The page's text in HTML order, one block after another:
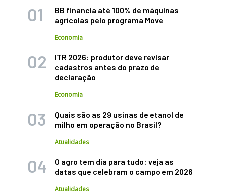
BB financia até 100% de máquinas
agrícolas pelo programa Move
Economia
ITR 2026: produtor deve revisar
cadastros antes do prazo de
declaração
Economia
Quais são as 29 usinas de etanol de
milho em operação no Brasil?
Atualidades
O agro tem dia para tudo: veja as
datas que celebram o campo em 2026
Atualidades